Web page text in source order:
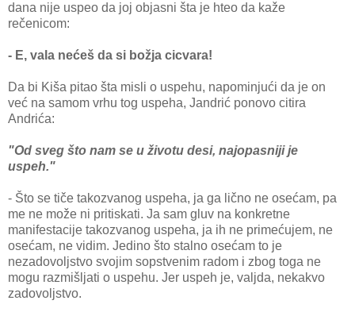
dana nije uspeo da joj objasni šta je hteo da kaže
rečenicom:
- E, vala nećeš da si božja cicvara!
Da bi Kiša pitao šta misli o uspehu, napominjući da je on
već na samom vrhu tog uspeha, Jandrić ponovo citira
Andrića:
"Od sveg što nam se u životu desi, najopasniji je
uspeh."
- Što se tiče takozvanog uspeha, ja ga lično ne osećam, pa
me ne može ni pritiskati. Ja sam gluv na konkretne
manifestacije takozvanog uspeha, ja ih ne primećujem, ne
osećam, ne vidim. Jedino što stalno osećam to je
nezadovoljstvo svojim sopstvenim radom i zbog toga ne
mogu razmišljati o uspehu. Jer uspeh je, valjda, nekakvo
zadovoljstvo.